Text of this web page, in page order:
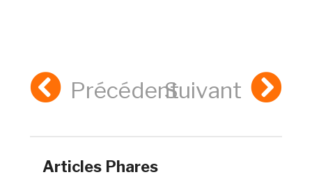
PrécédentSuivant
Articles Phares